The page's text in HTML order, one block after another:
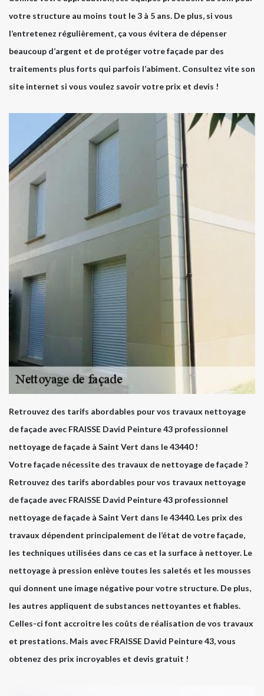
votre structure au moins tout le 3 à 5 ans. De plus, si vous
l’entretenez régulièrement, ça vous évitera de dépenser
beaucoup d’argent et de protéger votre façade par des
traitements plus forts qui parfois l’abiment. Consultez vite son
site internet si vous voulez savoir votre prix et devis !
Retrouvez des tarifs abordables pour vos travaux nettoyage
de façade avec FRAISSE David Peinture 43 professionnel
nettoyage de façade à Saint Vert dans le 43440 !
Votre façade nécessite des travaux de nettoyage de façade ?
Retrouvez des tarifs abordables pour vos travaux nettoyage
de façade avec FRAISSE David Peinture 43 professionnel
nettoyage de façade à Saint Vert dans le 43440. Les prix des
travaux dépendent principalement de l’état de votre façade,
les techniques utilisées dans ce cas et la surface à nettoyer. Le
nettoyage à pression enlève toutes les saletés et les mousses
qui donnent une image négative pour votre structure. De plus,
les autres appliquent de substances nettoyantes et fiables.
Celles-ci font accroitre les coûts de réalisation de vos travaux
et prestations. Mais avec FRAISSE David Peinture 43, vous
obtenez des prix incroyables et devis gratuit !